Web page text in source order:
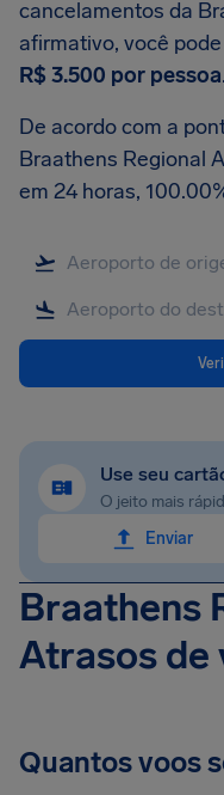
cancelamentos da
afirmativo, você
R$ 3.500 por pessoa.
De acordo com a
Braathens Regional
em 24 horas,
Use seu
O jeito mais
Enviar
Braathens
Atrasos de
Quantos voos